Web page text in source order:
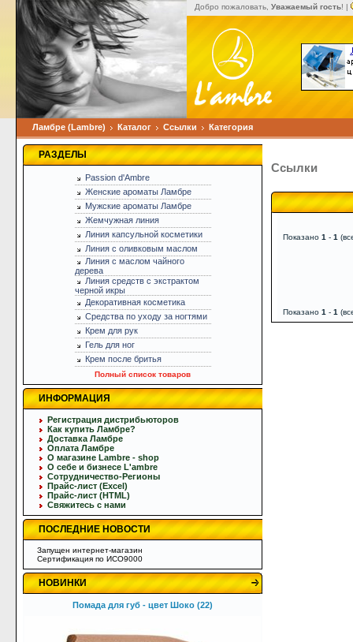
Добро пожаловать, Уважаемый гость! |
Ламбре (Lambre) Каталог Ссылки Категория
РАЗДЕЛЫ
Passion d'Ambre
Женские ароматы Ламбре
Мужские ароматы Ламбре
Жемчужная линия
Линия капсульной косметики
Линия с оливковым маслом
Линия с маслом чайного
дерева
Линия средств с экстрактом
черной икры
Декоративная косметика
Средства по уходу за ногтями
Крем для рук
Гель для ног
Крем после бритья
Полный список товаров
ИНФОРМАЦИЯ
Регистрация дистрибьюторов
Как купить Ламбре?
Доставка Ламбре
Оплата Ламбре
О магазине Lambre - shop
О себе и бизнесе L'ambre
Сотрудничество-Регионы
Прайс-лист (Excel)
Прайс-лист (HTML)
Свяжитесь с нами
ПОСЛЕДНИЕ НОВОСТИ
Запущен интернет-магазин
Сертификация по ИСО9000
НОВИНКИ
Помада для губ - цвет Шоко (22)
Ссылки
Показано 1 - 1
Показано 1 - 1